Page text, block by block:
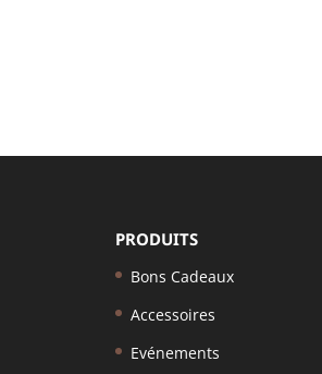
PRODUITS
Bons Cadeaux
Accessoires
Evénements